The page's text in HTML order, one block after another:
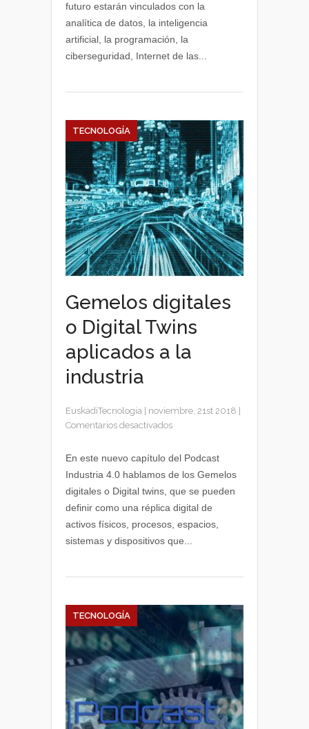
relacionados
con
la
Industria
futuro estarán vinculados con la
analítica de datos, la inteligencia
artificial, la programación, la
ciberseguridad, Internet de las...
TECNOLOGÍA
Gemelos digitales
o Digital Twins
aplicados a la
industria
EuskadiTecnologia noviembre, 21st 2018
Comentarios desactivadosen
digitales
Twins
aplicados
a
la
En este nuevo capítulo del Podcast
Industria 4.0 hablamos de los Gemelos
digitales o Digital twins, que se pueden
definir como una réplica digital de
activos físicos, procesos, espacios,
sistemas y dispositivos que...
TECNOLOGÍA